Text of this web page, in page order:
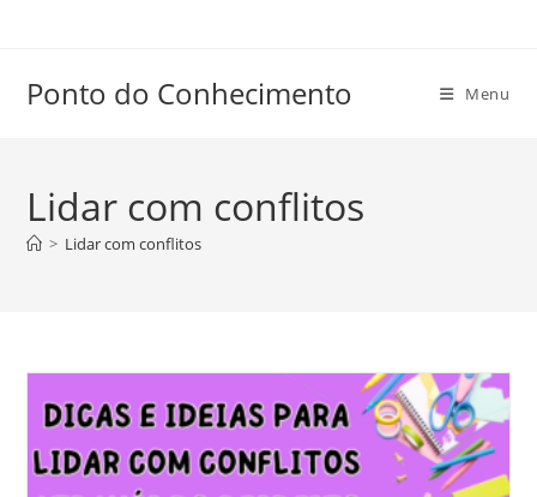
conteúdo
Ponto do Conhecimento Menu
Lidar com conflitos
> Lidar com conflitos